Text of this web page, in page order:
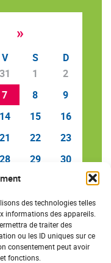
des technologies telles
informations des appareils.
de traiter des
ou les ID uniques sur ce
consentement peut avoir
fonctions.
»
V S
D
31 1
2
7 8
9
14 15
16
21 22
23
28 29
30
4